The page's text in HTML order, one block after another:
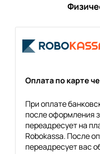
Оплата по карте
При оплате
после оформления
переадресует на
Robokassa. После
переадресует вас